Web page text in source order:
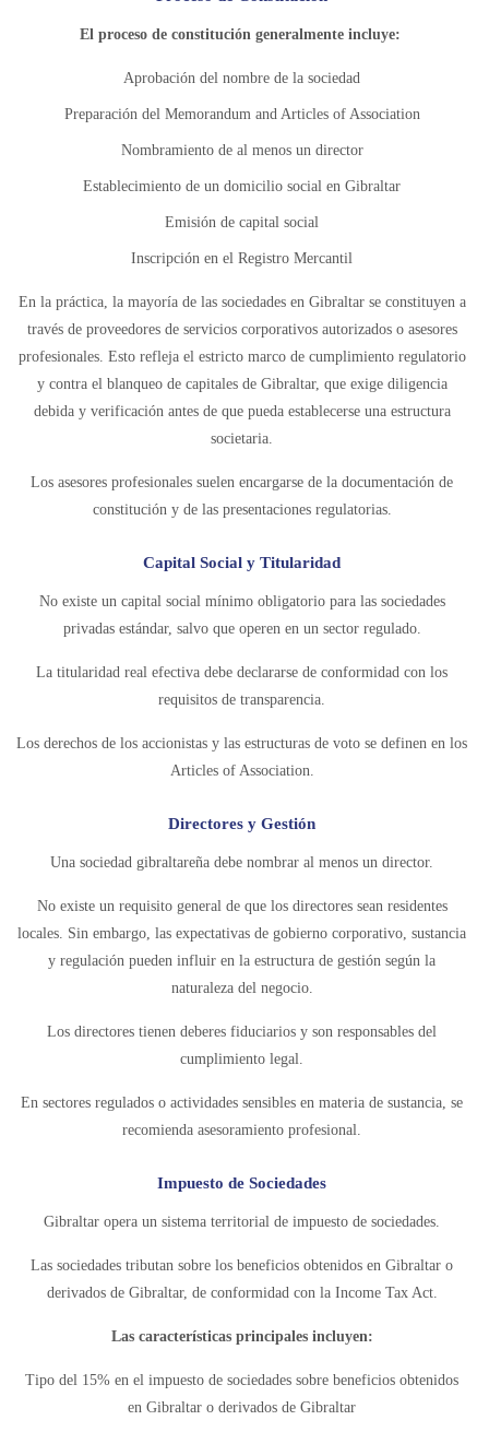
El proceso de constitución generalmente incluye:
Aprobación del nombre de la sociedad
Preparación del Memorandum and Articles of Association
Nombramiento de al menos un director
Establecimiento de un domicilio social en Gibraltar
Emisión de capital social
Inscripción en el Registro Mercantil
En la práctica, la mayoría de las sociedades en Gibraltar se constituyen a
través de proveedores de servicios corporativos autorizados o asesores
profesionales. Esto refleja el estricto marco de cumplimiento regulatorio
y contra el blanqueo de capitales de Gibraltar, que exige diligencia
debida y verificación antes de que pueda establecerse una estructura
societaria.
Los asesores profesionales suelen encargarse de la documentación de
constitución y de las presentaciones regulatorias.
Capital Social y Titularidad
No existe un capital social mínimo obligatorio para las sociedades
privadas estándar, salvo que operen en un sector regulado.
La titularidad real efectiva debe declararse de conformidad con los
requisitos de transparencia.
Los derechos de los accionistas y las estructuras de voto se definen en los
Articles of Association.
Directores y Gestión
Una sociedad gibraltareña debe nombrar al menos un director.
No existe un requisito general de que los directores sean residentes
locales. Sin embargo, las expectativas de gobierno corporativo, sustancia
y regulación pueden influir en la estructura de gestión según la
naturaleza del negocio.
Los directores tienen deberes fiduciarios y son responsables del
cumplimiento legal.
En sectores regulados o actividades sensibles en materia de sustancia, se
recomienda asesoramiento profesional.
Impuesto de Sociedades
Gibraltar opera un sistema territorial de impuesto de sociedades.
Las sociedades tributan sobre los beneficios obtenidos en Gibraltar o
derivados de Gibraltar, de conformidad con la Income Tax Act.
Las características principales incluyen:
Tipo del 15% en el impuesto de sociedades sobre beneficios obtenidos
en Gibraltar o derivados de Gibraltar